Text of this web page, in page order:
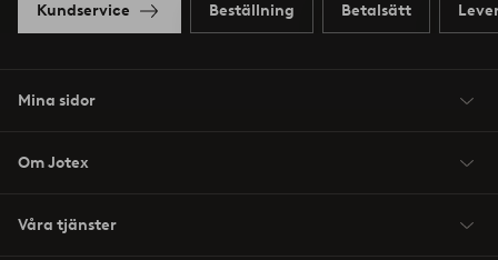
Kundservice Beställning Betalsätt
Mina sidor
Om Jotex
Våra tjänster